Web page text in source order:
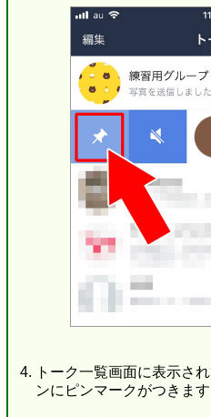
トーク一覧画面に表示さ
ンにピンマークがつきます